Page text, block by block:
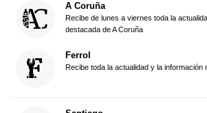
A Coruña
Recibe de lunes a viernes toda la
destacada de A Coruña
Ferrol
Recibe toda la actualidad y la información